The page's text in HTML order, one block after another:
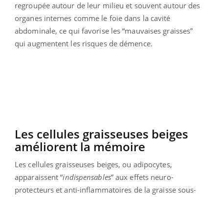
regroupée autour de leur milieu et souvent autour des
organes internes comme le foie dans la cavité
abdominale, ce qui favorise les “mauvaises graisses”
qui augmentent les risques de démence.
Les cellules graisseuses beiges
améliorent la mémoire
Les cellules graisseuses beiges, ou adipocytes,
apparaissent “indispensables” aux effets neuro-
protecteurs et anti-inflammatoires de la graisse sous-